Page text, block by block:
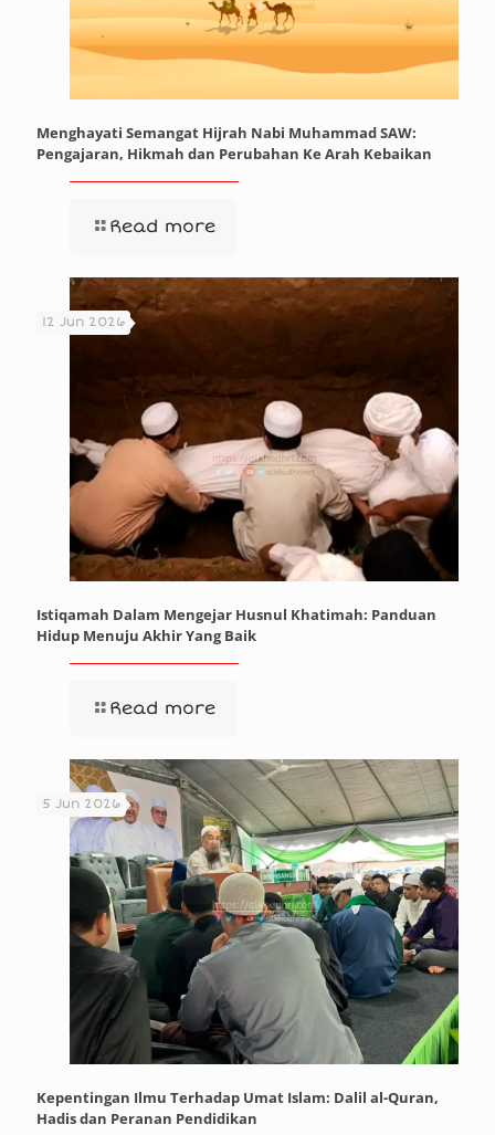
Menghayati Semangat Hijrah Nabi Muhammad SAW:
Pengajaran, Hikmah dan Perubahan Ke Arah Kebaikan
Read more
12 Jun 2026
Istiqamah Dalam Mengejar Husnul Khatimah: Panduan
Hidup Menuju Akhir Yang Baik
Read more
5 Jun 2026
Kepentingan Ilmu Terhadap Umat Islam: Dalil al-Quran,
Hadis dan Peranan Pendidikan